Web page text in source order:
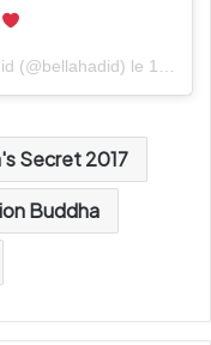
(@bellahadid) le 17 Nov. 2017 à 23h45 PST
Secret 2017
Buddha